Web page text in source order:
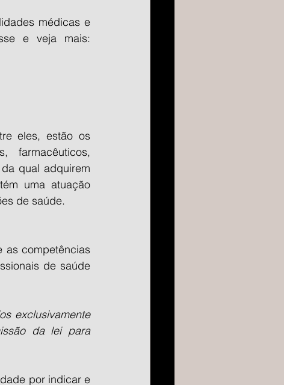
médicas e
eles, estão os
farmacêuticos,
qual adquirem
uma atuação
de saúde.
as competências
de saúde
exclusivamente
da lei para
por indicar e